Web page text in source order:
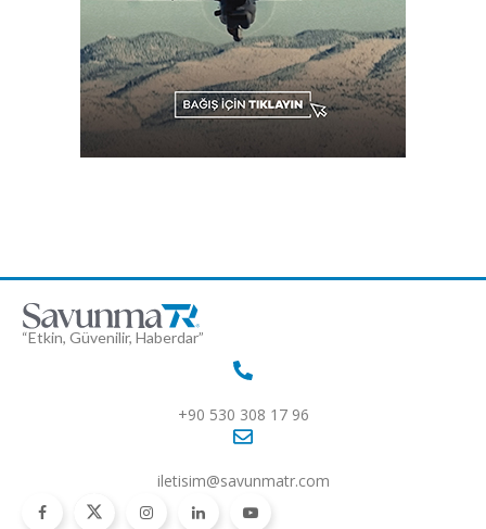
“Etkin, Güvenilir, Haberdar”
+90 530 308 17 96
iletisim@savunmatr.com